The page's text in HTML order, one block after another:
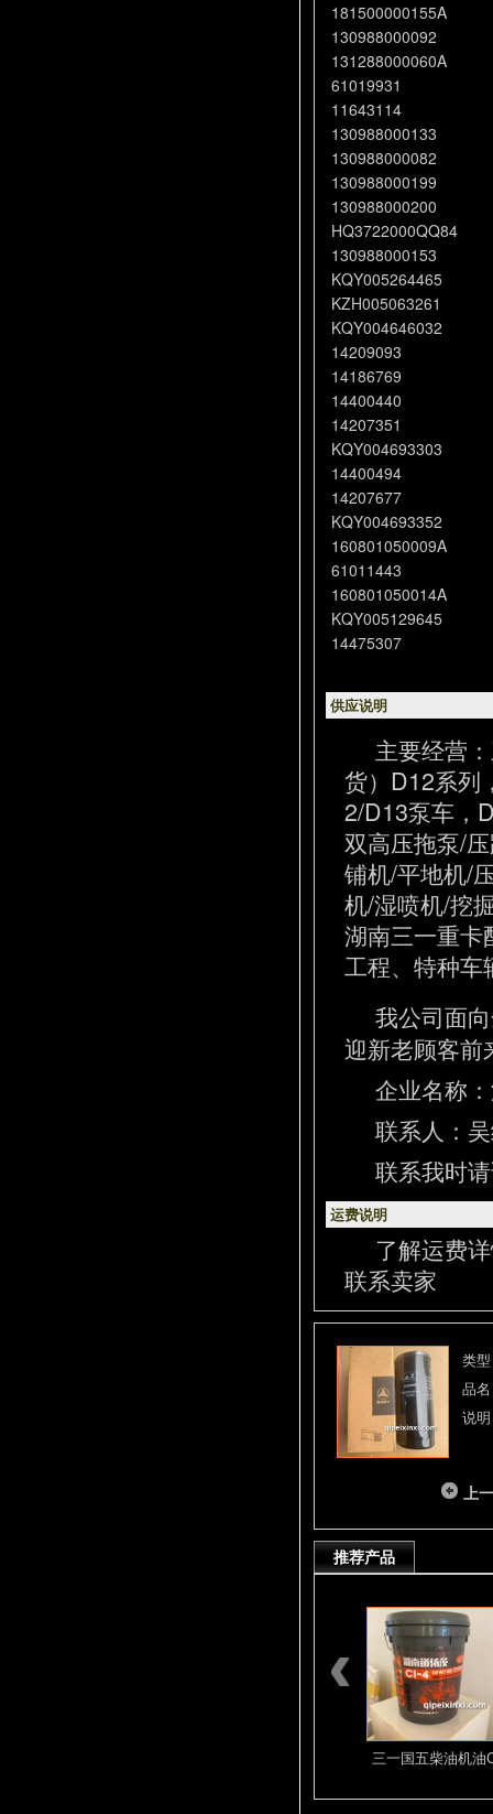
181500000155A
130988000092
131288000060A
61019931
11643114
130988000133
130988000082
130988000199
130988000200
HQ3722000QQ84
130988000153
KQY005264465
KZH005063261
KQY004646032
14209093
14186769
14400440
14207351
KQY004693303
14400494
14207677
KQY004693352
160801050009A
61011443
160801050014A
KQY005129645
14475307
供应说明
主要经营
货）D12系列
2/D13泵车，
双高压拖泵/
铺机/平地机/
机/湿喷机/挖
湖南三一重卡
工程、特种
我公司面
迎新老顾客前
企业名称
联系人：
联系我时
运费说明
了解运费
联系卖家
类
品
说
上
推荐产品
三一国五柴油机油